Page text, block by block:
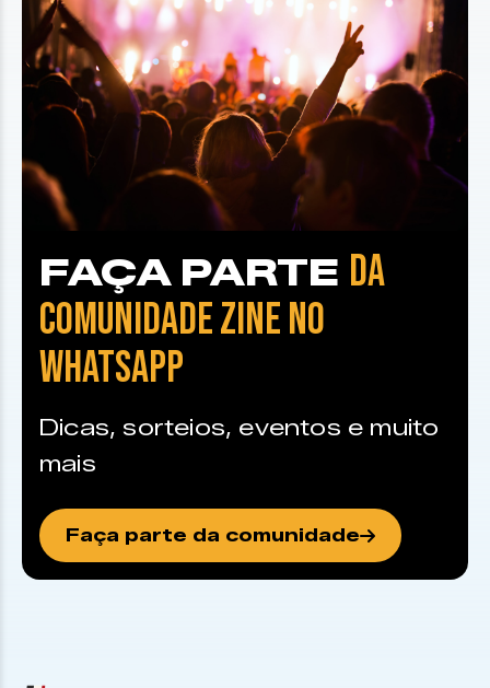
FAÇA PARTE DA
COMUNIDADE ZINE NO
WHATSAPP
Dicas, sorteios, eventos e muito
mais
Faça parte da comunidade